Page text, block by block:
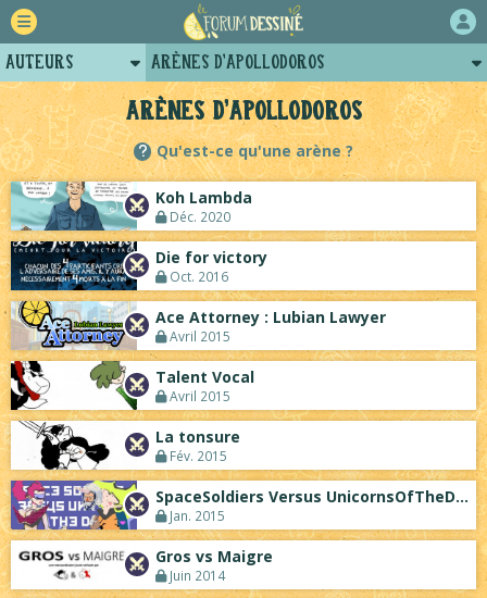
Arènes d'Apollodoros
Qu'est-ce qu'une arène ?
Koh Lambda
Déc. 2020
Die for victory
Oct. 2016
Ace Attorney : Lubian Lawyer
Avril 2015
Talent Vocal
Avril 2015
La tonsure
Fév. 2015
SpaceSoldiers Versus UnicornsOfTheDead
Jan. 2015
Gros vs Maigre
Juin 2014
Auteurs
Retour
Forum
Projets
Tutoriels
Arènes d'Apollodoros
Profil d'Apollodoros
Posts d'Apollodoros
Projets collectifs d'Apollodoros